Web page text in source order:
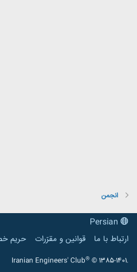
انجمن
ارتباط با ما
قوانین و مقرّرات حریم
Iranian Engineers' Club® © 1385-1401.